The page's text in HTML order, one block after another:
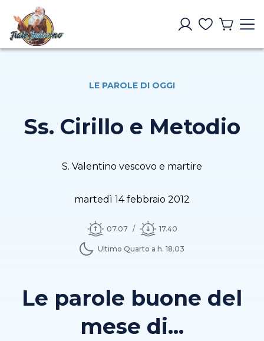
LE PAROLE DI OGGI
Ss. Cirillo e Metodio
S. Valentino vescovo e martire
martedì 14 febbraio 2012
07.07 17.40
Ultimo Quarto a h. 18.03
Le parole buone del
mese di...